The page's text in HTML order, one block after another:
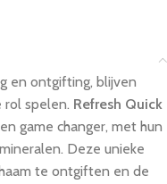
en ontgifting, blijven
rol spelen. Refresh Quick
game changer, met hun
Deze unieke
te ontgiften en de